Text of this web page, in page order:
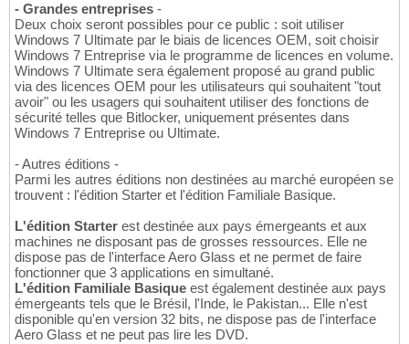
- Grandes entreprises -
Deux choix seront possibles pour ce public : soit utiliser
Windows 7 Ultimate par le biais de licences OEM, soit choisir
Windows 7 Entreprise via le programme de licences en volume.
Windows 7 Ultimate sera également proposé au grand public
via des licences OEM pour les utilisateurs qui souhaitent "tout
avoir" ou les usagers qui souhaitent utiliser des fonctions de
sécurité telles que Bitlocker, uniquement présentes dans
Windows 7 Entreprise ou Ultimate.
- Autres éditions -
Parmi les autres éditions non destinées au marché européen se
trouvent : l'édition Starter et l'édition Familiale Basique.
L'édition Starter est destinée aux pays émergeants et aux
machines ne disposant pas de grosses ressources. Elle ne
dispose pas de l'interface Aero Glass et ne permet de faire
fonctionner que 3 applications en simultané.
L'édition Familiale Basique est également destinée aux pays
émergeants tels que le Brésil, l'Inde, le Pakistan... Elle n'est
disponible qu'en version 32 bits, ne dispose pas de l'interface
Aero Glass et ne peut pas lire les DVD.